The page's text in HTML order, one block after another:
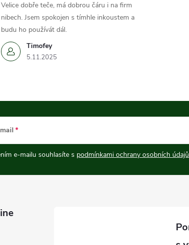
Timofey
5.11.2025
Velice dobře teče, má dobrou čáru i na firm
nibech. Jsem spokojen s tímhle inkoustem a
budu ho používát dál.
e-mailu souhlasíte s podmínkami ochrany osobních údajů